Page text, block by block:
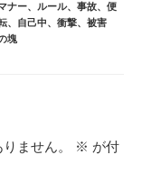
ナー、 ルール、 事故、 便
、 自己中、 衝撃、 被害
塊
ません。 ※ が付